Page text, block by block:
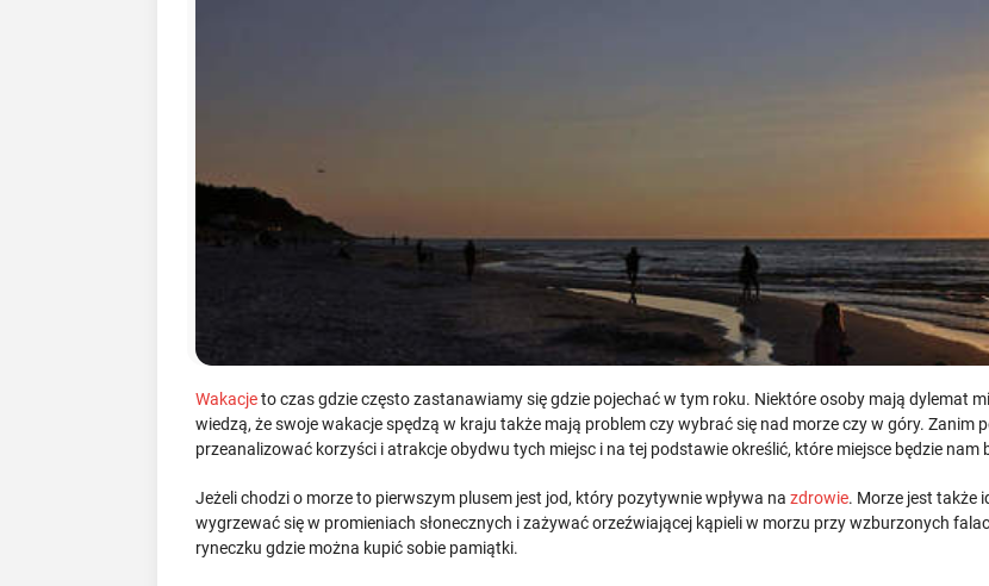
Wakacjeto czas gdzie często zastanawiamy się gdzie pojechać w tym roku. Niektóre osoby mają dylemat
wiedzą, że swoje wakacje spędzą w kraju także mają problem czy wybrać się nad morze czy w góry. Zanim
przeanalizować korzyści i atrakcje obydwu tych miejsc i na tej podstawie określić, które miejsce będzie nam
Jeżeli chodzi o morze to pierwszym plusem jest jod, który pozytywnie wpływa nazdrowie. Morze jest także
wygrzewać się w promieniach słonecznych i zażywać orzeźwiającej kąpieli w morzu przy wzburzonych
ryneczku gdzie można kupić sobie pamiątki.